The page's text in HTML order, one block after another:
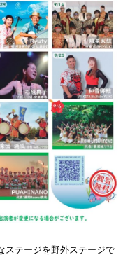
ステージを野外ステージで